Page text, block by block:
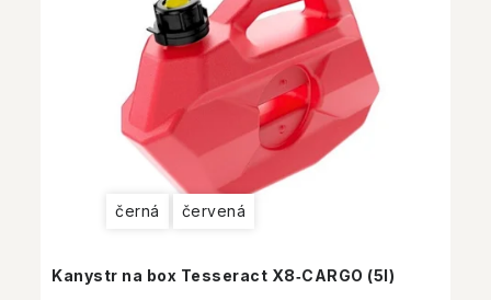
Kanystr na box Tesseract X8‑CARGO (5l)
černá červená